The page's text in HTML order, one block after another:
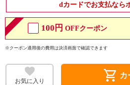
dカードでお支払なら
100円 OFFクーポン
※クーポン適用後の費用は決済画面で確認できます
お気に入り shopping_cart カ